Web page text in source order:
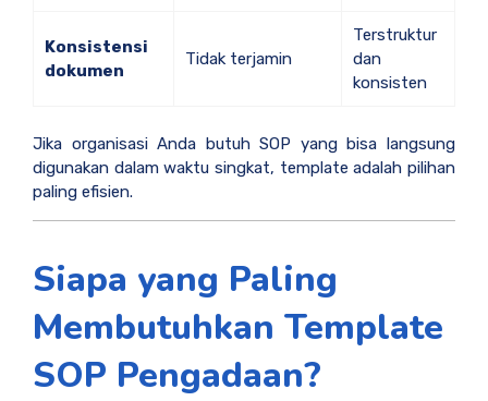
Konsistensi
dokumen
Tidak terjamin
Terstruktur
dan
konsisten
Jika organisasi Anda butuh SOP yang bisa langsung
digunakan dalam waktu singkat, template adalah pilihan
paling efisien.
Siapa yang Paling
Membutuhkan Template
SOP Pengadaan?